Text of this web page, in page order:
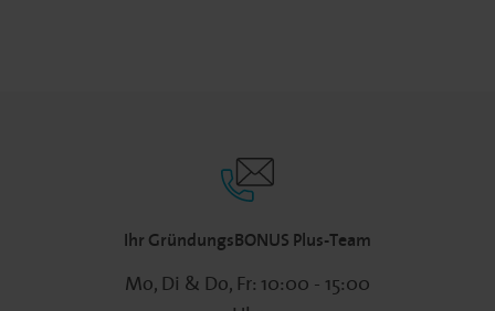
Ihr GründungsBONUS Plus-Team
Mo, Di & Do, Fr: 10:00 - 15:00